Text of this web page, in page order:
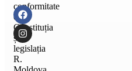
conformitate
cu
Constituția
și
legislația
R.